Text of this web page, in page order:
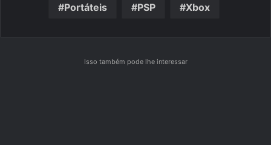
Portáteis PSP Xbox
Isso também pode lhe interessar